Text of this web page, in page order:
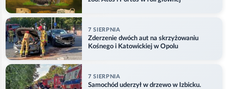
7 SIERPNIA
Zderzenie dwóch aut na skrzyżowaniu
Kośnego i Katowickiej w Opolu
7 SIERPNIA
Samochód uderzył w drzewo w Izbicku.